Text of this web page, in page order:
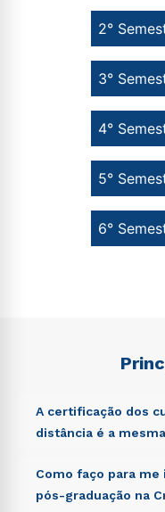
6°
5°
4°
3°
2°
A certificação dos
distância é a
Sed ut perspiciatis
voluptatem
totam rem aperiam,
Como faço para
pós-graduação na
Estou de acordo
autorizo que meus
envio de conteúdos